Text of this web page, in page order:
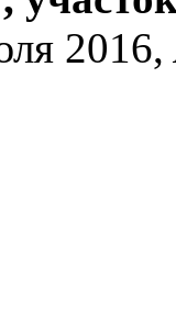
2016,